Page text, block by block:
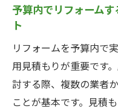
予算内でリフォーム
ト
リフォームを予算内で
用見積もりが重要です
討する際、複数の業者
ことが基本です。見積